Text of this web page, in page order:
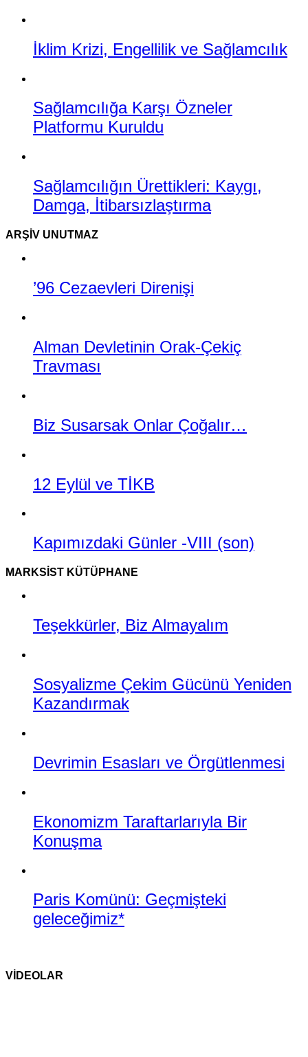
İklim Krizi, Engellilik ve Sağlamcılık
Sağlamcılığa Karşı Özneler
Platformu Kuruldu
Sağlamcılığın Ürettikleri: Kaygı,
Damga, İtibarsızlaştırma
ARŞIV UNUTMAZ
’96 Cezaevleri Direnişi
Alman Devletinin Orak-Çekiç
Travması
Biz Susarsak Onlar Çoğalır…
12 Eylül ve TİKB
Kapımızdaki Günler -VIII (son)
MARKSIST KÜTÜPHANE
Teşekkürler, Biz Almayalım
Sosyalizme Çekim Gücünü Yeniden
Kazandırmak
Devrimin Esasları ve Örgütlenmesi
Ekonomizm Taraftarlarıyla Bir
Konuşma
Paris Komünü: Geçmişteki
geleceğimiz*
VİDEOLAR